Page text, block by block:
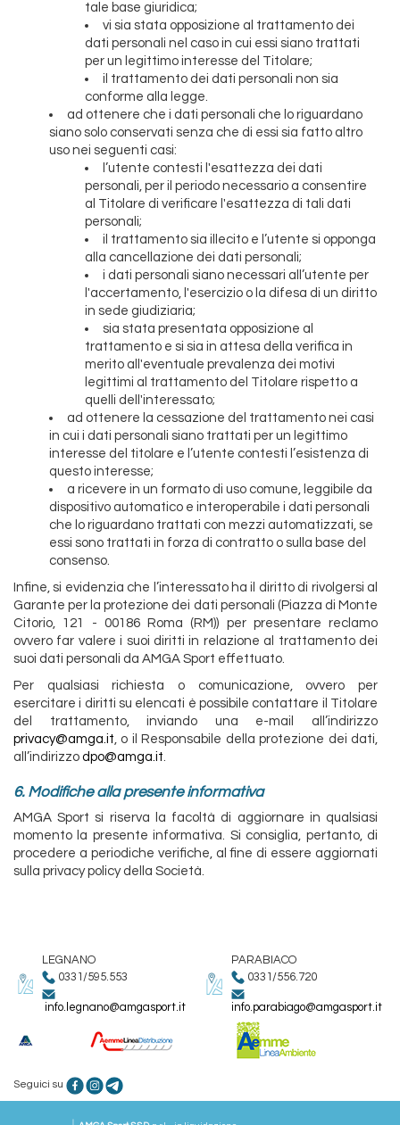
tale base giuridica;
vi sia stata opposizione al trattamento dei
dati personali nel caso in cui essi siano trattati
per un legittimo interesse del Titolare;
il trattamento dei dati personali non sia
conforme alla legge.
ad ottenere che i dati personali che lo riguardano
siano solo conservati senza che di essi sia fatto altro
uso nei seguenti casi:
l’utente contesti l'esattezza dei dati
personali, per il periodo necessario a consentire
al Titolare di verificare l'esattezza di tali dati
personali;
il trattamento sia illecito e l’utente si opponga
alla cancellazione dei dati personali;
i dati personali siano necessari all’utente per
l'accertamento, l'esercizio o la difesa di un diritto
in sede giudiziaria;
sia stata presentata opposizione al
trattamento e si sia in attesa della verifica in
merito all'eventuale prevalenza dei motivi
legittimi al trattamento del Titolare rispetto a
quelli dell'interessato;
ad ottenere la cessazione del trattamento nei casi
in cui i dati personali siano trattati per un legittimo
interesse del titolare e l’utente contesti l’esistenza di
questo interesse;
a ricevere in un formato di uso comune, leggibile da
dispositivo automatico e interoperabile i dati personali
che lo riguardano trattati con mezzi automatizzati, se
essi sono trattati in forza di contratto o sulla base del
consenso.
Infine, si evidenzia che l’interessato ha il diritto di rivolgersi al
Garante per la protezione dei dati personali (Piazza di Monte
Citorio, 121 - 00186 Roma (RM)) per presentare reclamo
ovvero far valere i suoi diritti in relazione al trattamento dei
suoi dati personali da AMGA Sport effettuato.
Per qualsiasi richiesta o comunicazione, ovvero per
esercitare i diritti su elencati è possibile contattare il Titolare
del trattamento, inviando una e-mail all’indirizzo
privacy@amga.it, o il Responsabile della protezione dei dati,
all’indirizzo dpo@amga.it.
6. Modifiche alla presente informativa
AMGA Sport si riserva la facoltà di aggiornare in qualsiasi
momento la presente informativa. Si consiglia, pertanto, di
procedere a periodiche verifiche, al fine di essere aggiornati
sulla privacy policy della Società.
LEGNANO
PARABIACO
0331/595.553
0331/556.720
info.legnano@amgasport.it info.parabiago@amgasport.it
Seguici su